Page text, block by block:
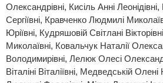
Олександрівні, Кисіль Анні
Сергіївні, Кравченко Людмилі
Юріївні, Кудряшовій Світлані
Миколаївні, Ковальчук Наталії
Володимирівні, Лелюк Олесі
Віталіні Віталіївні, Медведській